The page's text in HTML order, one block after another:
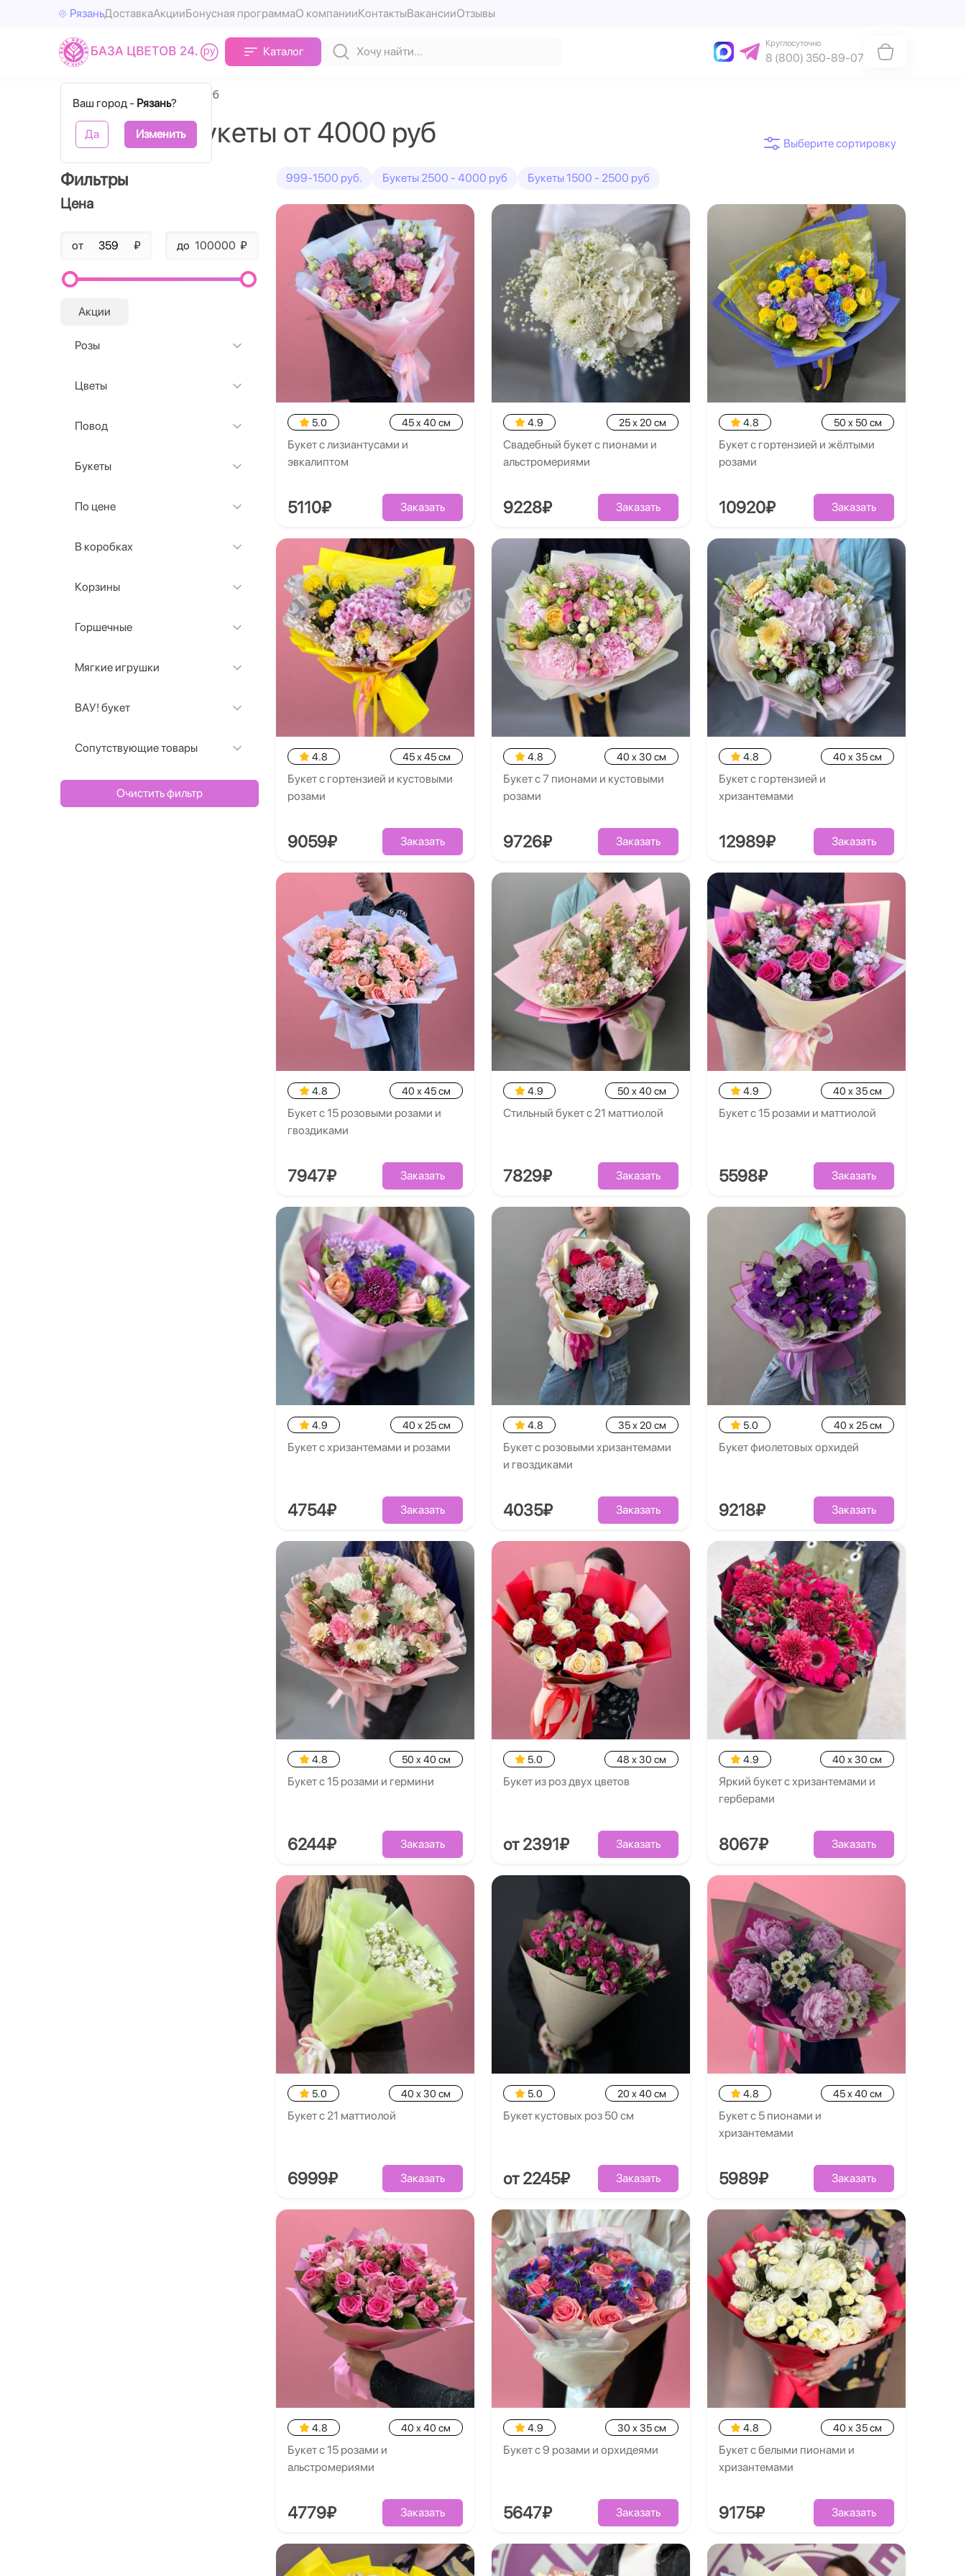
РязаньДоставкаАкцииБонусная программаО компанииКонтактыВакансииОтзывы
Каталог
Круглосуточно
8 (800) 350-89-07
Ваш город - Рязань?
Да Изменить
Букеты от 4000 руб
Премиум букеты от 4000 руб
Фильтры
Цена
от ₽ до ₽
Акции
Розы
Цветы
Повод
Букеты
По цене
В коробках
Корзины
Горшечные
Мягкие игрушки
ВАУ! букет
Сопутствующие товары
Очистить фильтр
999-1500 руб. Букеты 2500 - 4000 руб Букеты 1500 - 2500 руб
5.0 45 x 40 см
Букет с лизиантусами и
эвкалиптом
5110₽ Заказать
4.9 25 x 20 см
Свадебный букет с пионами и
альстромериями
9228₽ Заказать
4.8 50 x 50 см
Букет с гортензией и жёлтыми
розами
10920₽ Заказать
4.8 45 x 45 см
Букет с гортензией и кустовыми
розами
9059₽ Заказать
4.8 40 x 30 см
Букет с 7 пионами и кустовыми
розами
9726₽ Заказать
4.8 40 x 35 см
Букет с гортензией и
хризантемами
12989₽ Заказать
4.8 40 x 45 см
Букет с 15 розовыми розами и
гвоздиками
7947₽ Заказать
4.9 50 x 40 см
Стильный букет с 21 маттиолой
7829₽ Заказать
4.9 40 x 35 см
Букет с 15 розами и маттиолой
5598₽ Заказать
4.9 40 x 25 см
Букет с хризантемами и розами
4754₽ Заказать
4.8 35 x 20 см
Букет с розовыми хризантемами
и гвоздиками
4035₽ Заказать
5.0 40 x 25 см
Букет фиолетовых орхидей
9218₽ Заказать
4.8 50 x 40 см
Букет с 15 розами и гермини
6244₽ Заказать
5.0 48 x 30 см
Букет из роз двух цветов
от 2391₽ Заказать
4.9 40 x 30 см
Яркий букет с хризантемами и
герберами
8067₽ Заказать
5.0 40 x 30 см
Букет с 21 маттиолой
6999₽ Заказать
5.0 20 x 40 см
Букет кустовых роз 50 см
от 2245₽ Заказать
4.8 45 x 40 см
Букет с 5 пионами и
хризантемами
5989₽ Заказать
4.8 40 x 40 см
Букет с 15 розами и
альстромериями
4779₽ Заказать
4.9 30 x 35 см
Букет с 9 розами и орхидеями
5647₽ Заказать
4.8 40 x 35 см
Букет с белыми пионами и
хризантемами
9175₽ Заказать